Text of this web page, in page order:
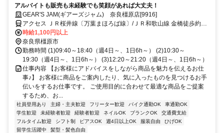
アルバイトも販売も未経験でも笑顔があれば大丈夫！
GEAR'S JAM(ギアーズジャム) 奈良橿原店[9916]
アクセス ＪＲ桜井線〔万葉まほろば線〕/ＪＲ和歌山線 金橋徒歩約6
分、近鉄南大阪線 坊城徒歩約20分、近鉄南大阪線 浮孔徒歩約22分
時給1,100円以上
奈良県橿原市
勤務時間 (1)09:40～18:40（週4日～、1日6h～） (2)10:30～
19:30（週4日～、1日6h～） (3)12:20～21:20（週4日～、1日6h～）
仕事内容 【お客様にアドバイスをしながら商品を魅力を伝えるお仕
事♪】 お客様に商品をご案内したり、気に入ったものを見つけるお手
伝いをするお仕事です。 ご使用目的に合わせて最適な商品をご提案
するため、お...
社員登用あり 主婦・主夫歓迎 フリーター歓迎 バイク通勤OK
車通勤OK
学生歓迎
未経験者歓迎 経験者歓迎 ネイルOK ブランクOK
交通費支給
フルタイム歓迎
シフト制 ピアスOK 週4日以上OK 服装自由
ひげOK
留学生活躍中
髪型・髪色自由